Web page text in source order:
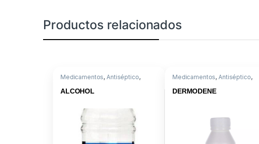
Productos relacionados
Medicamentos,Antiséptico,
Descartables o Instrumental
ALCOHOL
Medicamentos,Antiséptico,
DERMODENE